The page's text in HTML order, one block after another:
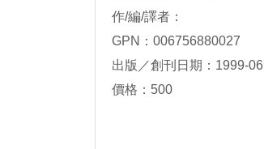
作/編/譯者：
GPN：006756880027
出版／創刊日期：1999-06
價格：500